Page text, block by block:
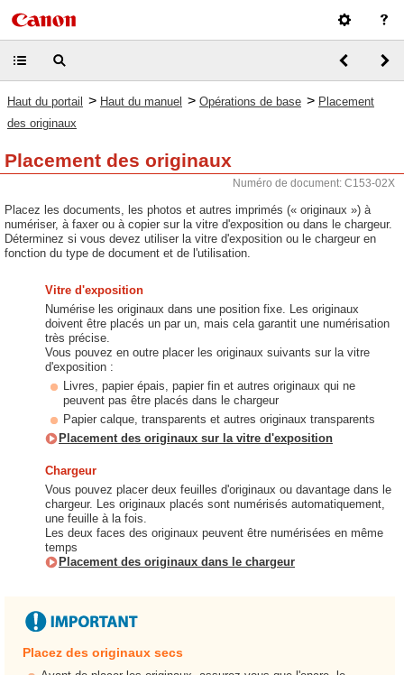
Haut du portail > Haut du manuel > Opérations de base > Placement
des originaux
Placement des originaux
Numéro de document: C153-02X
Placez les documents, les photos et autres imprimés (« originaux ») à
numériser, à faxer ou à copier sur la vitre d'exposition ou dans le chargeur.
Déterminez si vous devez utiliser la vitre d'exposition ou le chargeur en
fonction du type de document et de l'utilisation.
Vitre d'exposition
Numérise les originaux dans une position fixe. Les originaux
doivent être placés un par un, mais cela garantit une numérisation
très précise.
Vous pouvez en outre placer les originaux suivants sur la vitre
d'exposition :
Livres, papier épais, papier fin et autres originaux qui ne
peuvent pas être placés dans le chargeur
Papier calque, transparents et autres originaux transparents
Placement des originaux sur la vitre d'exposition
Chargeur
Vous pouvez placer deux feuilles d'originaux ou davantage dans le
chargeur. Les originaux placés sont numérisés automatiquement,
une feuille à la fois.
Les deux faces des originaux peuvent être numérisées en même
temps
Placement des originaux dans le chargeur
Placez des originaux secs